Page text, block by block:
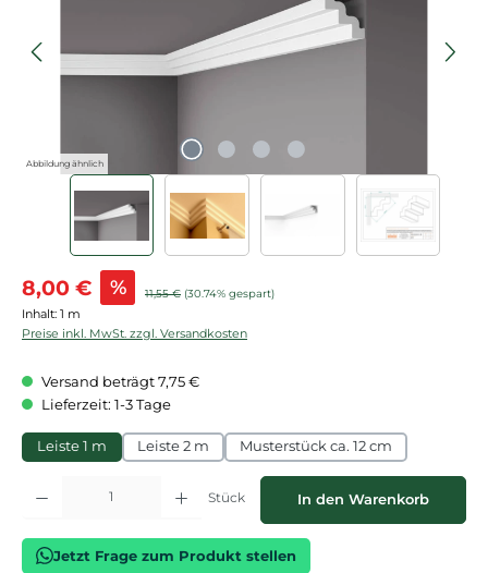
Abbildung ähnlich
Verkaufspreis:
8,00 € % Regulärer Preis:
11,55 € (30.74% gespart)
Inhalt: 1 m
Preise inkl. MwSt. zzgl. Versandkosten
Versand beträgt 7,75 €
Lieferzeit: 1-3 Tage
Leiste 1 m Leiste 2 m Musterstück ca. 12 cm
Produkt Anzahl: Gib den gewünschten Wert ein oder benutze die
Stück In den Warenkorb
Jetzt Frage zum Produkt stellen